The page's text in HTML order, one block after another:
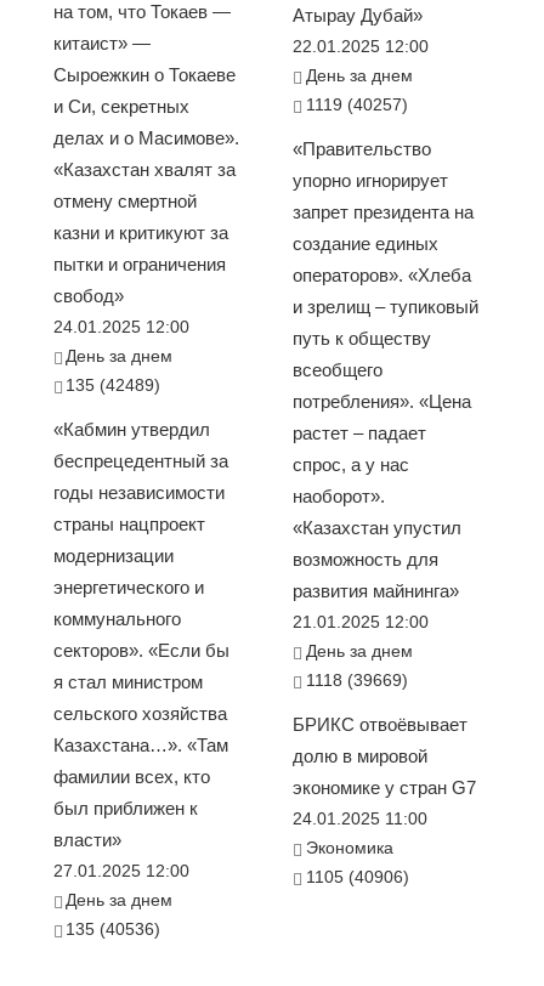
на том, что Токаев —
китаист» —
Сыроежкин о Токаеве
и Си, секретных
делах и о Масимове».
«Казахстан хвалят за
отмену смертной
казни и критикуют за
пытки и ограничения
свобод»
24.01.2025 12:00
День за днем
135 (42489)
«Кабмин утвердил
беспрецедентный за
годы независимости
страны нацпроект
модернизации
энергетического и
коммунального
секторов». «Если бы
я стал министром
сельского хозяйства
Казахстана…». «Там
фамилии всех, кто
был приближен к
власти»
27.01.2025 12:00
День за днем
135 (40536)
Атырау Дубай»
22.01.2025 12:00
День за днем
1119 (40257)
«Правительство
упорно игнорирует
запрет президента на
создание единых
операторов». «Хлеба
и зрелищ – тупиковый
путь к обществу
всеобщего
потребления». «Цена
растет – падает
спрос, а у нас
наоборот».
«Казахстан упустил
возможность для
развития майнинга»
21.01.2025 12:00
День за днем
1118 (39669)
БРИКС отвоёвывает
долю в мировой
экономике у стран G7
24.01.2025 11:00
Экономика
1105 (40906)